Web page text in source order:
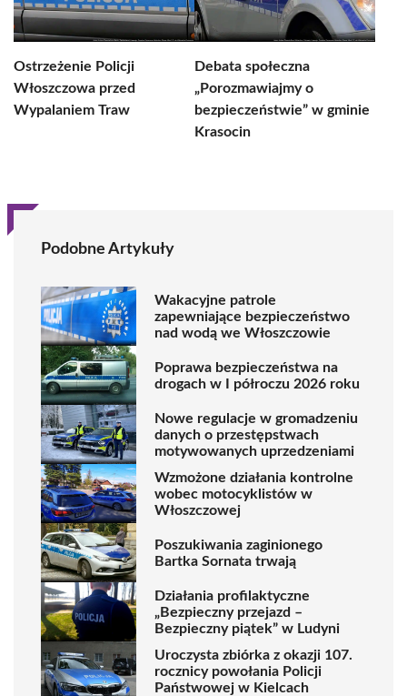
Ostrzeżenie Policji
Włoszczowa przed
Wypalaniem Traw
Debata społeczna
„Porozmawiajmy o
bezpieczeństwie” w gminie
Krasocin
Podobne Artykuły
Wakacyjne patrole
zapewniające bezpieczeństwo
nad wodą we Włoszczowie
Poprawa bezpieczeństwa na
drogach w I półroczu 2026 roku
Nowe regulacje w gromadzeniu
danych o przestępstwach
motywowanych uprzedzeniami
Wzmożone działania kontrolne
wobec motocyklistów w
Włoszczowej
Poszukiwania zaginionego
Bartka Sornata trwają
Działania profilaktyczne
„Bezpieczny przejazd –
Bezpieczny piątek” w Ludyni
Uroczysta zbiórka z okazji 107.
rocznicy powołania Policji
Państwowej w Kielcach